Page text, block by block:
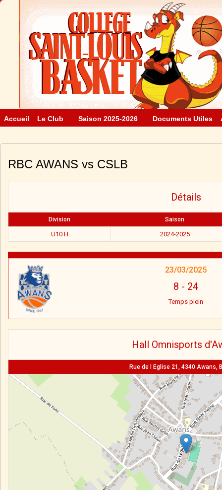
Accueil Le Club Saison 2025-2026 Documents Utiles
RBC AWANS vs CSLB
Détails
Division Saison
U10 H 2024-2025
23/03/2025
8 - 24
Temps plein
Hall Omnisports
Rue de l Eglise 21, 4340 Awans,